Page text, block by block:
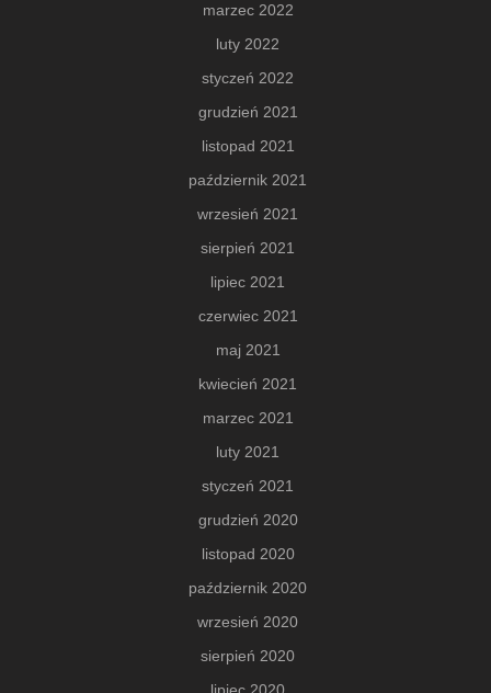
marzec 2022
luty 2022
styczeń 2022
grudzień 2021
listopad 2021
październik 2021
wrzesień 2021
sierpień 2021
lipiec 2021
czerwiec 2021
maj 2021
kwiecień 2021
marzec 2021
luty 2021
styczeń 2021
grudzień 2020
listopad 2020
październik 2020
wrzesień 2020
sierpień 2020